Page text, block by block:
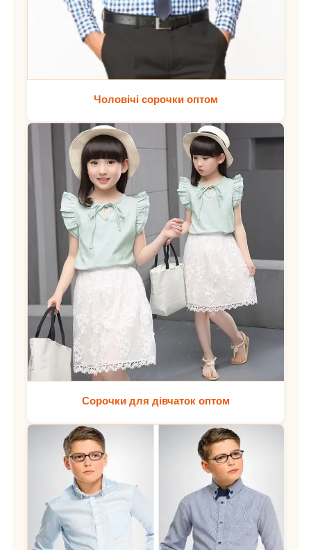
Чоловічі сорочки оптом
Сорочки для дівчаток оптом